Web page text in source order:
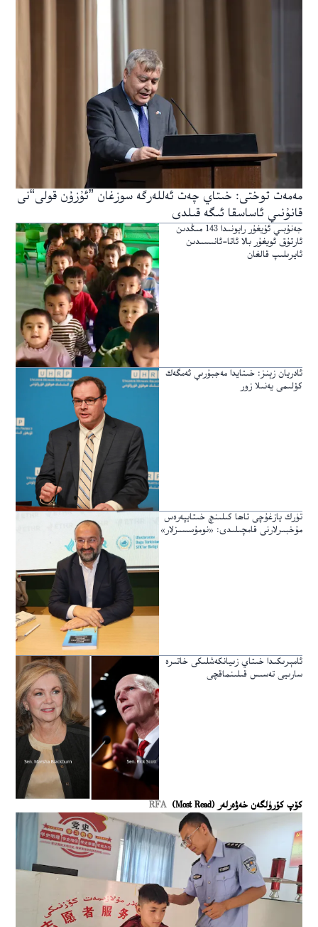
مەمەت توختى: خىتاي چەت ئەللەرگە سوزغان ”ئۇزۇن قولى“نى
قانۇنىي ئاساسقا ئىگە قىلدى
جەنۇبىي ئۇيغۇر رايونىدا 143 مىڭدىن
ئارتۇق ئويغۇر بالا ئاتا-ئانىسىدىن
ئايرىلىپ قالغان
ئادريان زېنز: خىتايدا مەجبۇرىي ئەمگەك
كۆلىمى يەنىلا زور
تۈرك يازغۇچى تاھا كىلىنچ خىتايپەرەس
مۇخبىرلارنى قامچىلىدى: «نومۇسسىزلار»
ئامېرىكىدا خىتاي زىيانكەشلىكى خاتىرە
سارىيى تەسىس قىلىنماقچى
كۆپ كۆرۈلگەن خەۋەرلەر (Most Read) RFA